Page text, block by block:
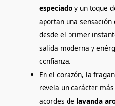
especiadoy un toque
aportan una
desde el primer
salida moderna y
confianza.
En el corazón, la
revela un carácter
acordes de lavanda